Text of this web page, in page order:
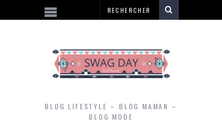
BLOG LIFESTYLE – BLOG MAMAN –
BLOG MODE